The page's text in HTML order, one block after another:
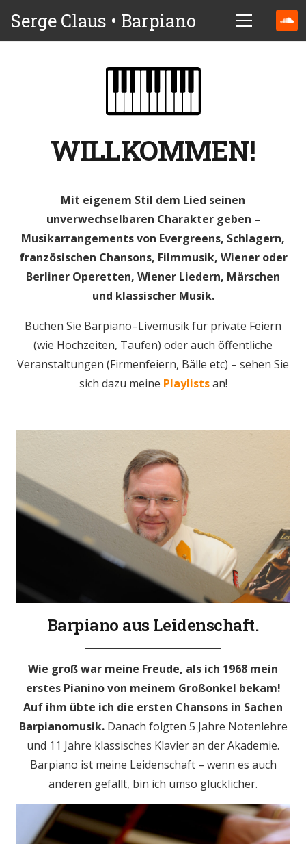
Serge Claus • Barpiano
WILLKOMMEN!
Mit eigenem Stil dem Lied seinen
unverwechselbaren Charakter geben –
Musikarrangements von Evergreens, Schlagern,
französischen Chansons, Filmmusik, Wiener oder
Berliner Operetten, Wiener Liedern, Märschen
und klassischer Musik.
Buchen Sie Barpiano–Livemusik für private Feiern
(wie Hochzeiten, Taufen) oder auch öffentliche
Veranstaltungen (Firmenfeiern, Bälle etc) – sehen Sie
sich dazu meine Playlistsan!
Barpiano aus Leidenschaft.
Wie groß war meine Freude, als ich 1968 mein
erstes Pianino von meinem Großonkel bekam!
Auf ihm übte ich die ersten Chansons in Sachen
Barpianomusik. Danach folgten 5 Jahre Notenlehre
und 11 Jahre klassisches Klavier an der Akademie.
Barpiano ist meine Leidenschaft – wenn es auch
anderen gefällt, bin ich umso glücklicher.